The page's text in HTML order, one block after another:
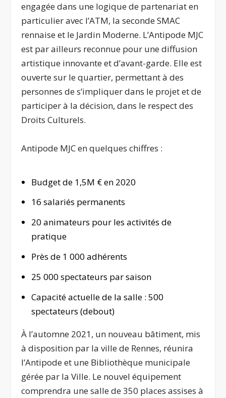
engagée dans une logique de partenariat en
particulier avec l’ATM, la seconde SMAC
rennaise et le Jardin Moderne. L’Antipode MJC
est par ailleurs reconnue pour une diffusion
artistique innovante et d’avant-garde. Elle est
ouverte sur le quartier, permettant à des
personnes de s’impliquer dans le projet et de
participer à la décision, dans le respect des
Droits Culturels.
Antipode MJC en quelques chiffres :
Budget de 1,5M € en 2020
16 salariés permanents
20 animateurs pour les activités de
pratique
Près de 1 000 adhérents
25 000 spectateurs par saison
Capacité actuelle de la salle : 500
spectateurs (debout)
À l’automne 2021, un nouveau bâtiment, mis
à disposition par la ville de Rennes, réunira
l’Antipode et une Bibliothèque municipale
gérée par la Ville. Le nouvel équipement
comprendra une salle de 350 places assises à